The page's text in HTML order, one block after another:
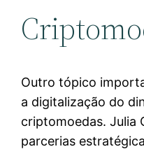
Outro tópico
a digitalização do
criptomoedas. Julia
parcerias